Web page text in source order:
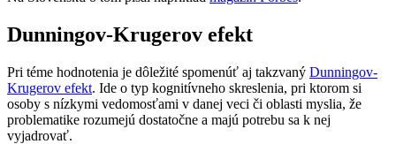
Dunningov-Krugerov efekt
Pri téme hodnotenia je dôležité spomenúť aj takzvaný Dunningov-
Krugerov efekt. Ide o typ kognitívneho skreslenia, pri ktorom si
osoby s nízkymi vedomosťami v danej veci či oblasti myslia, že
problematike rozumejú dostatočne a majú potrebu sa k nej
vyjadrovať.